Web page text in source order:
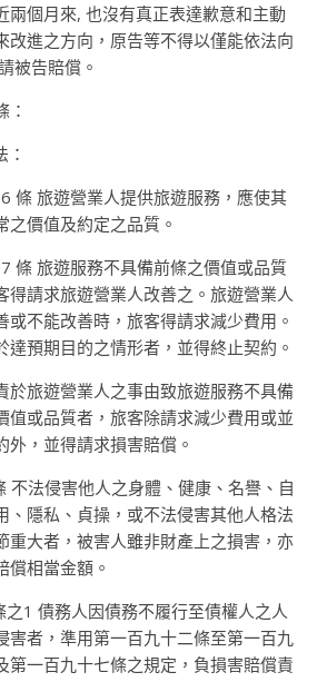
兩個月來, 也沒有真正表達歉意和主動
改進之方向，原告等不得以僅能依法向
被告賠償。
：
條 旅遊營業人提供旅遊服務，應使其
之價值及約定之品質。
條 旅遊服務不具備前條之價值或品質
得請求旅遊營業人改善之。旅遊營業人
或不能改善時，旅客得請求減少費用。
達預期目的之情形者，並得終止契約。
於旅遊營業人之事由致旅遊服務不具備
值或品質者，旅客除請求減少費用或並
外，並得請求損害賠償。
不法侵害他人之身體、健康、名譽、自
、隱私、貞操，或不法侵害其他人格法
重大者，被害人雖非財產上之損害，亦
償相當金額。
1 債務人因債務不履行至債權人之人
害者，準用第一百九十二條至第一百九
第一百九十七條之規定，負損害賠償責